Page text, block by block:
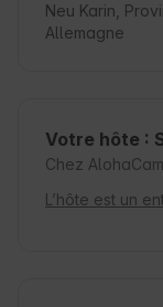
Neu Karin,
Allemagne
Votre hôte :
Chez
L’hôte est un